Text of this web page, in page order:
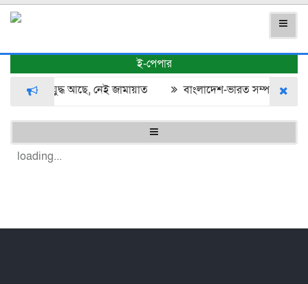
ই-পেপার
মুক্তিযুদ্ধ আছে, নেই জামায়াত
বাংলাদেশ-ভারত সম্পর্কে
loading...